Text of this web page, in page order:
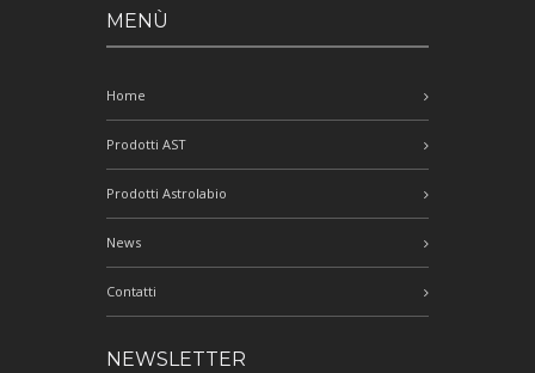
MENÙ
Home
Prodotti AST
Prodotti Astrolabio
News
Contatti
NEWSLETTER